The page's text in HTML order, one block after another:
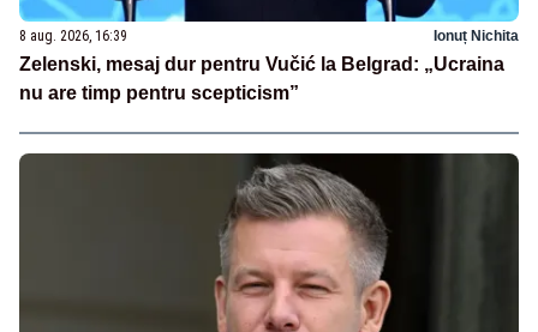
8 aug. 2026, 16:39 Ionuț Nichita
Zelenski, mesaj dur pentru Vučić la Belgrad: „Ucraina
nu are timp pentru scepticism”